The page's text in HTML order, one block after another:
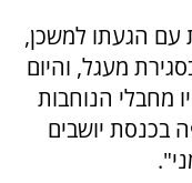
עם הגעתו למשכן,
מעגל, והיום
מחבלי הנוחבות
בכנסת יושבים